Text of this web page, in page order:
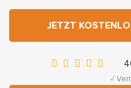
JETZT
✓